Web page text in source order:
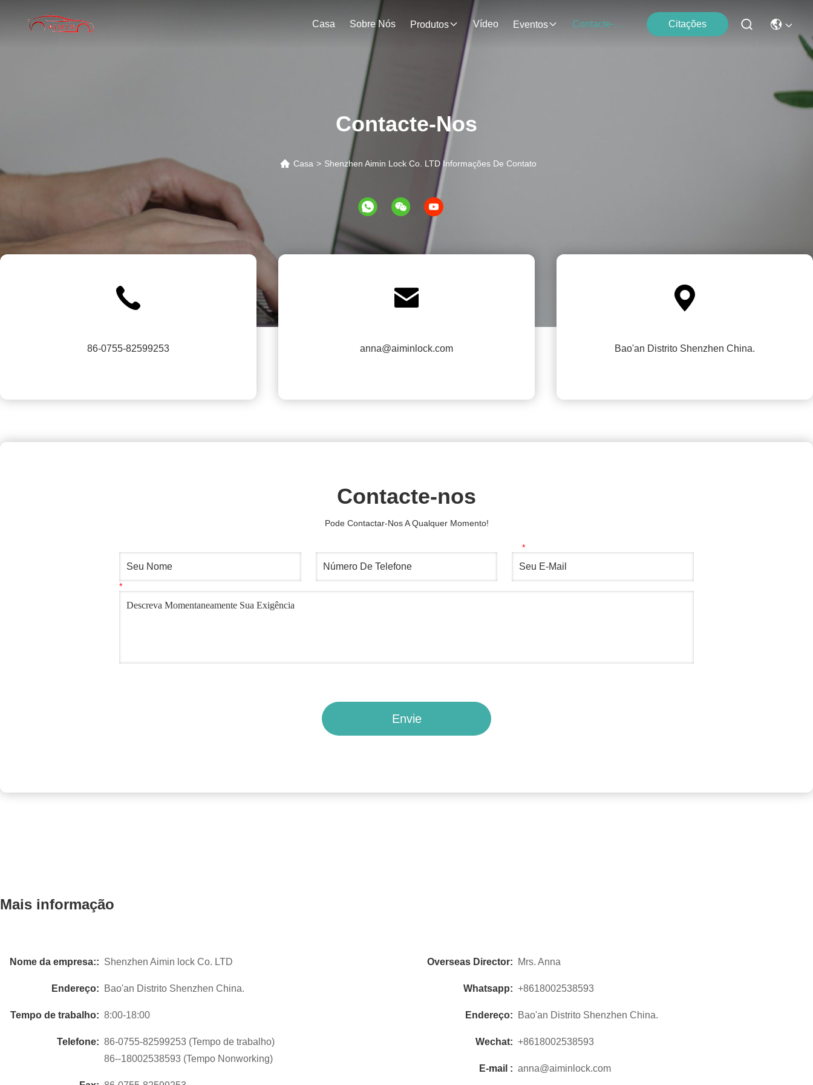
Casa Sobre Nós Produtos Vídeo Eventos Contacte-Nos Citações
Contacte-Nos
Casa > Shenzhen Aimin Lock Co. LTD Informações De Contato
86-0755-82599253

anna@aiminlock.com

Bao'an Distrito Shenzhen China.
Contacte-nos
Pode Contactar-Nos A Qualquer Momento!
Envie
Mais informação
Nome da empresa:: Shenzhen Aimin lock Co. LTD
Endereço: Bao'an Distrito Shenzhen China.
Tempo de trabalho: 8:00-18:00
Telefone: 86-0755-82599253 (Tempo de trabalho)
86--18002538593 (Tempo Nonworking)
Overseas Director: Mrs. Anna
Whatsapp: +8618002538593
Endereço: Bao'an Distrito Shenzhen China.
Wechat: +8618002538593
E-mail : anna@aiminlock.com